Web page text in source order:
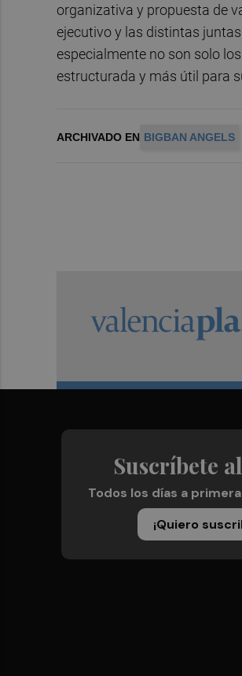
organizativa y propuesta de
ejecutivo y las distintas
especialmente no son solo
estructurada y más útil para
ARCHIVADO EN BIGBAN ANGELS
Suscríbete
Todos los días a
¡Quiero